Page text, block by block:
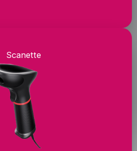
Scanette